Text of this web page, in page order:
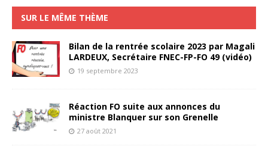
SUR LE MÊME THÈME
Bilan de la rentrée scolaire 2023 par Magali
LARDEUX, Secrétaire FNEC-FP-FO 49 (vidéo)
19 septembre 2023
Réaction FO suite aux annonces du
ministre Blanquer sur son Grenelle
27 août 2021